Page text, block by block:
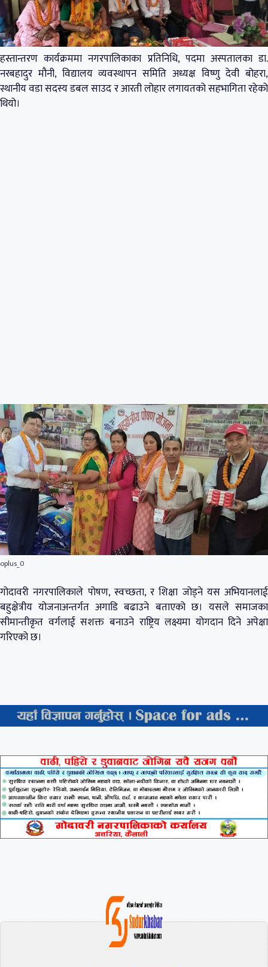
हस्तान्तरण कार्यक्रममा नगरपालिकाका प्रतिनिधि, पदमा अस्पतालका डा.
नरबहादुर मौनी, विद्यालय व्यवस्थापन समिति अध्यक्ष विष्णु देवी बोहरा,
स्थानीय वडा सदस्य डबल साउद र आरती लोहार लगायतको सहभागिता रहेको
थियो।
oplus_0
गोदावरी नगरपालिकाले पोषण, स्वच्छता, र शिक्षा जोड्ने यस अभियानलाई
बहुक्षेत्रीय योजनाअन्तर्गत अगाडि बढाउने बताएको छ। यसले समाजका
सीमान्तीकृत वर्गलाई सशक्त बनाउने राष्ट्रिय लक्ष्यमा योगदान दिने अपेक्षा
गरिएको छ।